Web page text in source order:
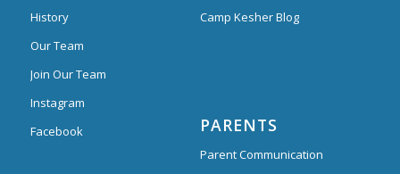
History
Our Team
Join Our Team
Instagram
Facebook
Camp Kesher Blog
PARENTS
Parent Communication